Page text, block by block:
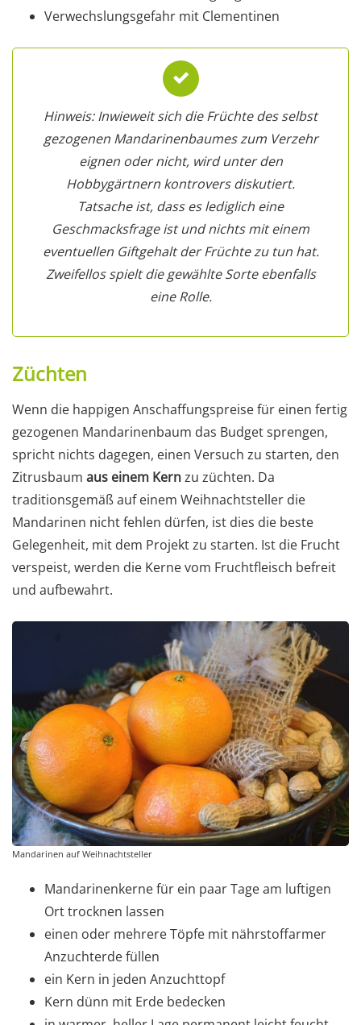
Verwechslungsgefahr mit Clementinen
Hinweis: Inwieweit sich die Früchte des selbst
gezogenen Mandarinenbaumes zum Verzehr
eignen oder nicht, wird unter den
Hobbygärtnern kontrovers diskutiert.
Tatsache ist, dass es lediglich eine
Geschmacksfrage ist und nichts mit einem
eventuellen Giftgehalt der Früchte zu tun hat.
Zweifellos spielt die gewählte Sorte ebenfalls
eine Rolle.
Züchten
Wenn die happigen Anschaffungspreise für einen fertig
gezogenen Mandarinenbaum das Budget sprengen,
spricht nichts dagegen, einen Versuch zu starten, den
Zitrusbaum aus einem Kernzu züchten. Da
traditionsgemäß auf einem Weihnachtsteller die
Mandarinen nicht fehlen dürfen, ist dies die beste
Gelegenheit, mit dem Projekt zu starten. Ist die Frucht
verspeist, werden die Kerne vom Fruchtfleisch befreit
und aufbewahrt.
Mandarinen auf Weihnachtsteller
Mandarinenkerne für ein paar Tage am luftigen
Ort trocknen lassen
einen oder mehrere Töpfe mit nährstoffarmer
Anzuchterde füllen
ein Kern in jeden Anzuchttopf
Kern dünn mit Erde bedecken